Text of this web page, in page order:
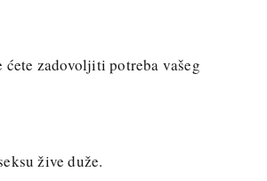
ćete zadovoljiti potreba vašeg
žive duže.